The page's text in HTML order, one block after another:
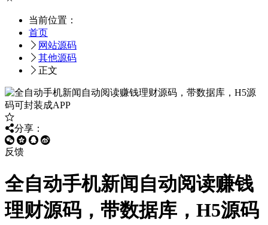
当前位置：
首页
网站源码
其他源码
正文
分享：
反馈
全自动手机新闻自动阅读赚钱
理财源码，带数据库，H5源码